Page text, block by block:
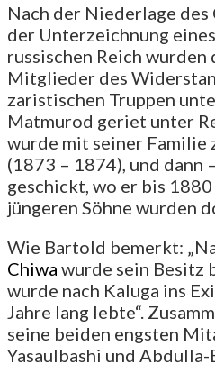
Nach der Niederlage des
der Unterzeichnung
russischen Reich
Mitglieder des
zaristischen Truppen
Matmurod geriet unter
wurde mit seiner Familie
(1873 – 1874), und dann
geschickt, wo er bis
jüngeren Söhne wurden
Wie Bartold bemerkt:
Chiwa wurde sein Besitz
wurde nach Kaluga ins
Jahre lang lebte“.
seine beiden engsten
Yasaulbashi und Abdulla-